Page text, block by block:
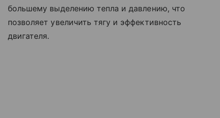
большему выделению тепла и давлению, что
позволяет увеличить тягу и эффективность
двигателя.